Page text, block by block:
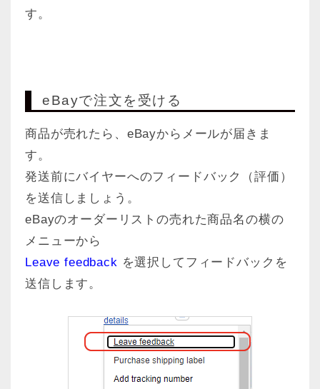
す。
eBayで注文を受ける
商品が売れたら、eBayからメールが届きま
す。
発送前にバイヤーへのフィードバック（評価）
を送信しましょう。
eBayのオーダーリストの売れた商品名の横の
メニューから
Leave feedback を選択してフィードバックを
送信します。